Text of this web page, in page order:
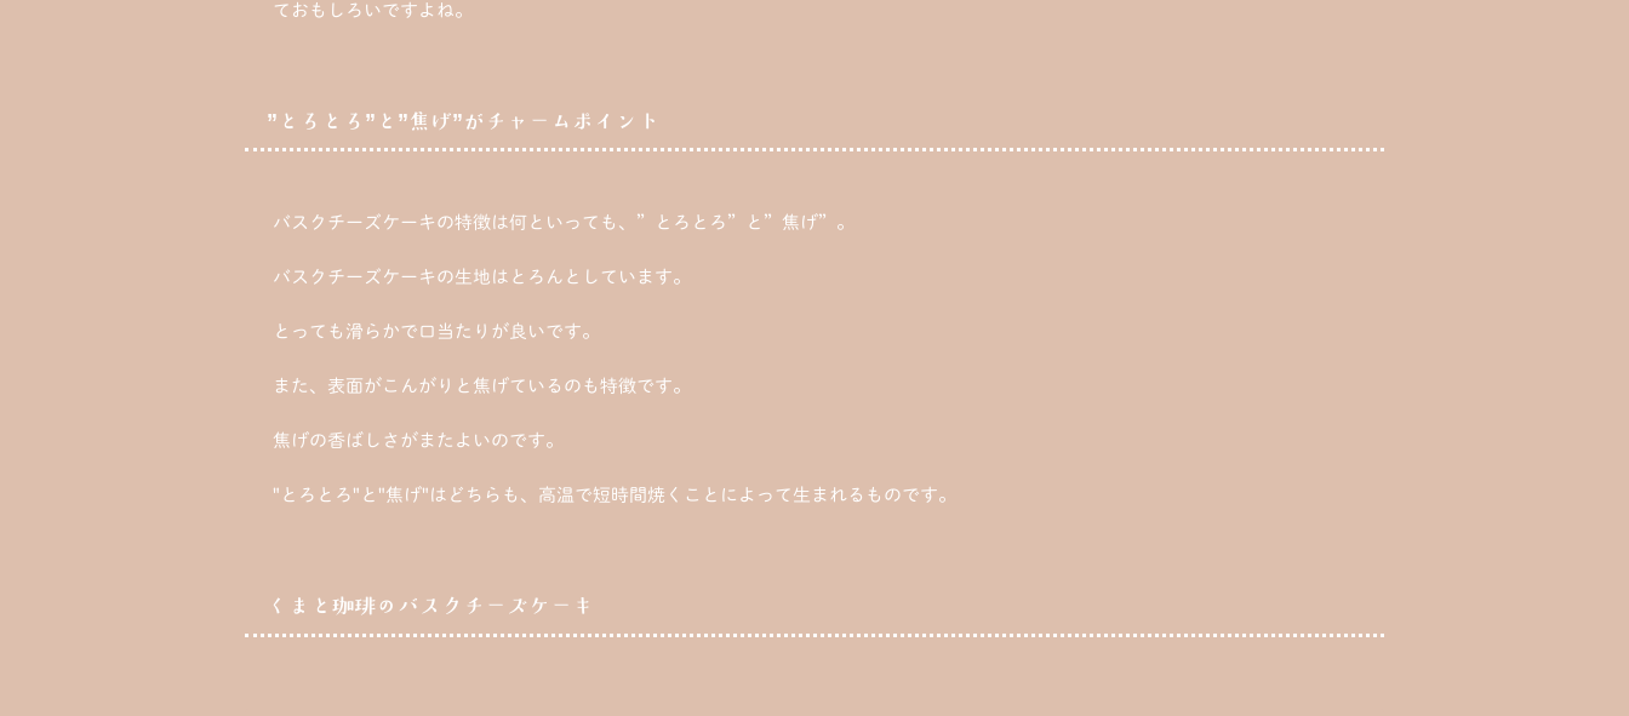
ておもしろいですよね。
”とろとろ”と”焦げ”がチャームポイント
バスクチーズケーキの特徴は何といっても、”とろとろ”と”焦げ”。
バスクチーズケーキの生地はとろんとしています。
とっても滑らかで口当たりが良いです。
また、表面がこんがりと焦げているのも特徴です。
焦げの香ばしさがまたよいのです。
"とろとろ"と"焦げ"はどちらも、高温で短時間焼くことによって生まれるものです。
くまと珈琲のバスクチーズケーキ